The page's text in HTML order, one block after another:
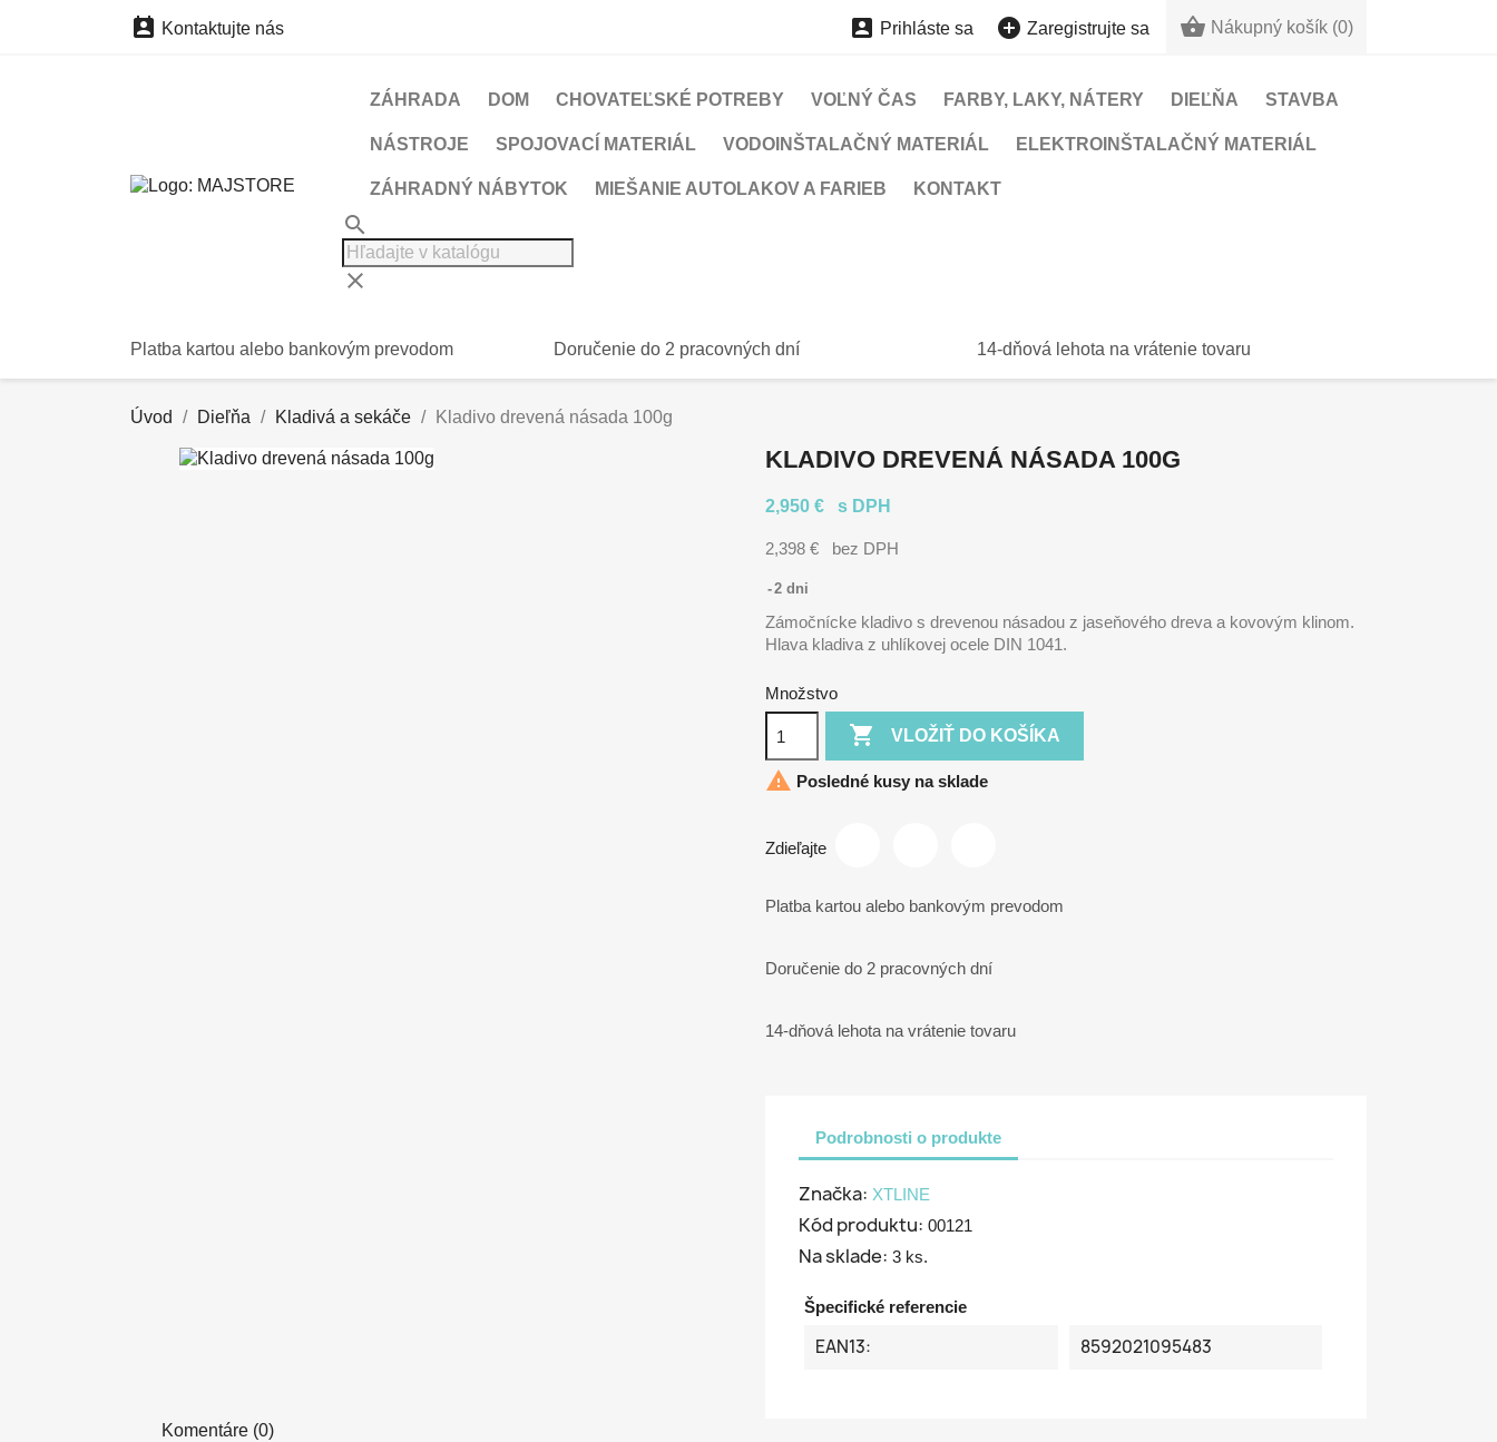
 Kontaktujte nás  Prihláste sa  Zaregistrujte sa  Nákupný košík (0)
ZÁHRADA DOM CHOVATEĽSKÉ POTREBY VOĽNÝ ČAS FARBY, LAKY, NÁTERY DIEĽŇA STAVBA
NÁSTROJE SPOJOVACÍ MATERIÁL VODOINŠTALAČNÝ MATERIÁL ELEKTROINŠTALAČNÝ MATERIÁL
ZÁHRADNÝ NÁBYTOK MIEŠANIE AUTOLAKOV A FARIEB KONTAKT
search
clear
Platba kartou alebo bankovým prevodom Doručenie do 2 pracovných dní 14-dňová lehota na vrátenie tovaru
Úvod Dieľňa Kladivá a sekáče Kladivo drevená násada 100g
KLADIVO DREVENÁ NÁSADA 100G
2,950 € s DPH
2,398 € bez DPH
2 dni
Zámočnícke kladivo s drevenou násadou z jaseňového dreva a kovovým klinom.
Hlava kladiva z uhlíkovej ocele DIN 1041.
Množstvo
 VLOŽIŤ DO KOŠÍKA
 Posledné kusy na sklade
Zdieľajte
Platba kartou alebo bankovým prevodom
Doručenie do 2 pracovných dní
14-dňová lehota na vrátenie tovaru
Podrobnosti o produkte
Značka: XTLINE
Kód produktu: 00121
Na sklade: 3 ks.
Špecifické referencie
EAN13: 8592021095483
Komentáre (0)